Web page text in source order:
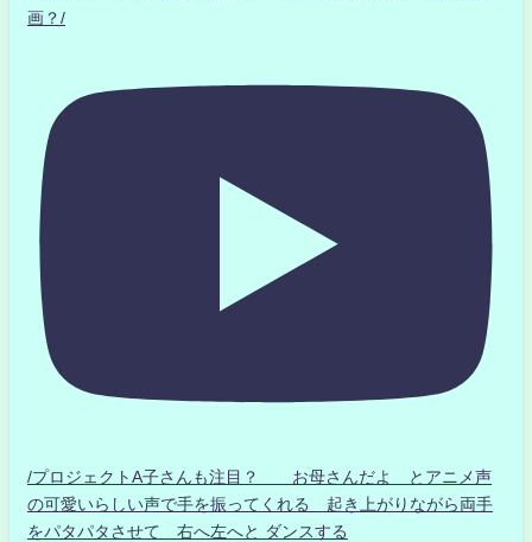
画？/
/プロジェクトA子さんも注目？ お母さんだよ とアニメ声
の可愛いらしい声で手を振ってくれる 起き上がりながら両手
をパタパタさせて 右へ左へと ダンスする